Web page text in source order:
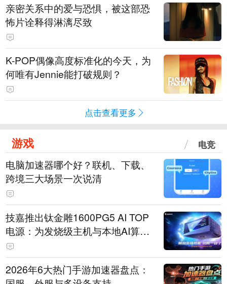
亲密关系中的爱与恐惧，被这部恐
怖片诠释得淋漓尽致
K-POP偶像高度标准化的今天，为
何唯有Jennie能打破规则？
点击查看更多
游戏 电竞
电脑加速器哪个好？联机、下载、
跨境三大场景一次说清
技嘉推出钛金雕1600PG5 AI TOP
电源：为发烧级主机与本地AI算力
打造旗舰供电方案
2026年6大热门手游加速器盘点：